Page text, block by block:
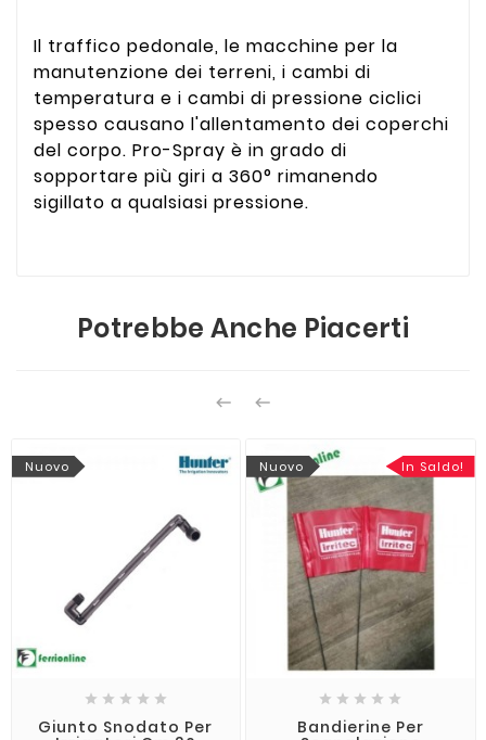
Il traffico pedonale, le macchine per la
manutenzione dei terreni, i cambi di
temperatura e i cambi di pressione ciclici
spesso causano l'allentamento dei coperchi
del corpo. Pro-Spray è in grado di
sopportare più giri a 360° rimanendo
sigillato a qualsiasi pressione.
Potrebbe Anche Piacerti
 
Nuovo
    
Giunto Snodato Per
Nuovo In Saldo!
    
Bandierine Per